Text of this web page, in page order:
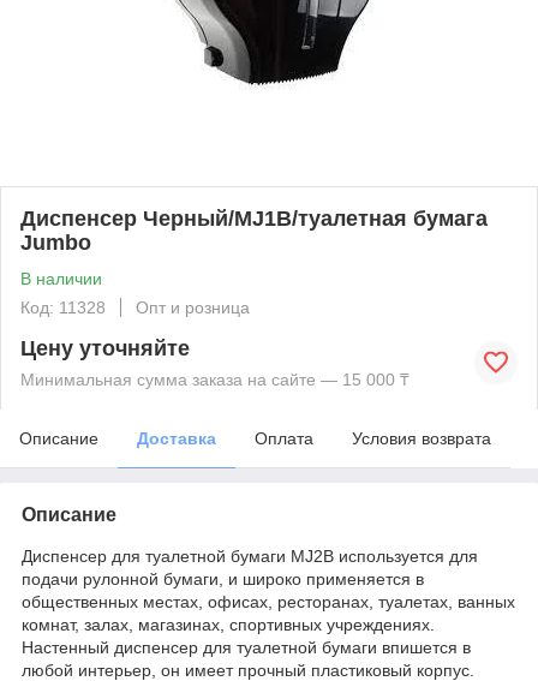
Диспенсер Черный/MJ1В/туалетная бумага
Jumbo
В наличии
Код: 11328
Опт и розница
Цену уточняйте
Минимальная сумма заказа на сайте — 15 000 ₸
Описание Доставка Оплата Условия возврата
Описание
Диспенсер для туалетной бумаги MJ2B используется для
подачи рулонной бумаги, и широко применяется в
общественных местах, офисах, ресторанах, туалетах, ванных
комнат, залах, магазинах, спортивных учреждениях.
Настенный диспенсер для туалетной бумаги впишется в
любой интерьер, он имеет прочный пластиковый корпус.